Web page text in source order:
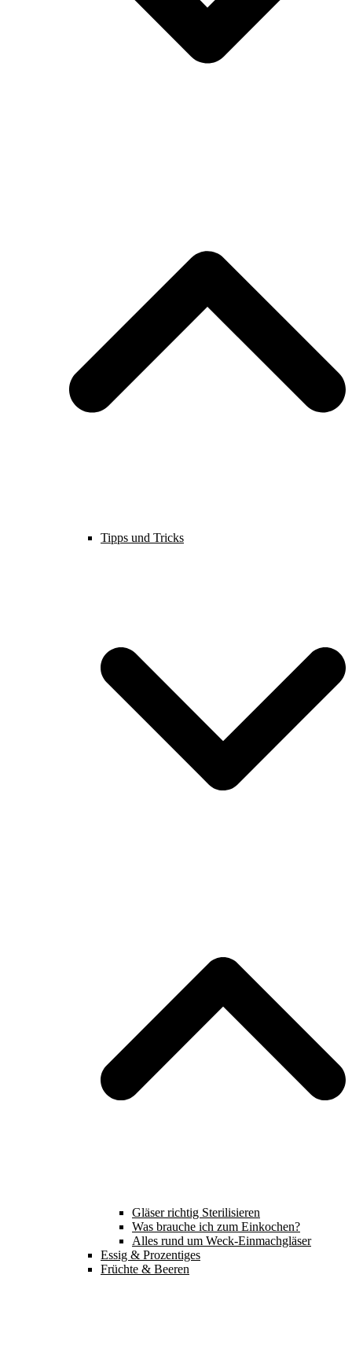
Tipps und Tricks
Gläser richtig Sterilisieren
Was brauche ich zum Einkochen?
Alles rund um Weck-Einmachgläser
Essig & Prozentiges
Früchte & Beeren